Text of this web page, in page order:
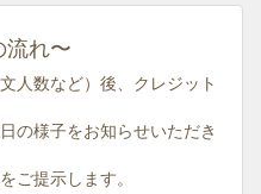
流れ〜
人数など）後、クレジット
の様子をお知らせいただき
ご提示します。